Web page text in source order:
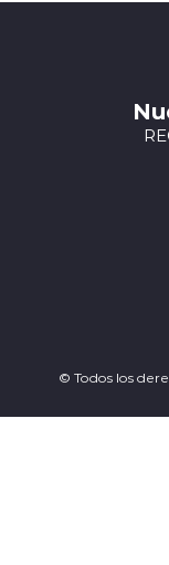
© Todos los